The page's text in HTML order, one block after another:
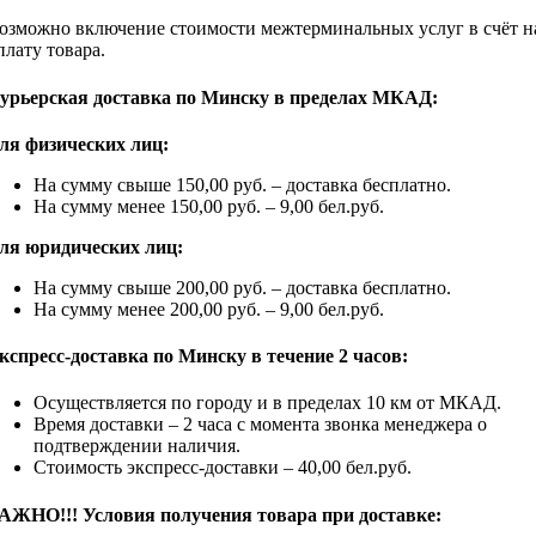
включение стоимости межтерминальных услуг в счёт
товара.
доставка по Минску в пределах МКАД:
физических лиц:
На сумму свыше 150,00 руб. – доставка бесплатно.
На сумму менее 150,00 руб. – 9,00 бел.руб.
юридических лиц:
На сумму свыше 200,00 руб. – доставка бесплатно.
На сумму менее 200,00 руб. – 9,00 бел.руб.
доставка по Минску в течение 2 часов:
Осуществляется по городу и в пределах 10 км от МКАД.
Время доставки – 2 часа с момента звонка менеджера о
подтверждении наличия.
Стоимость экспресс-доставки – 40,00 бел.руб.
Условия получения товара при доставке: